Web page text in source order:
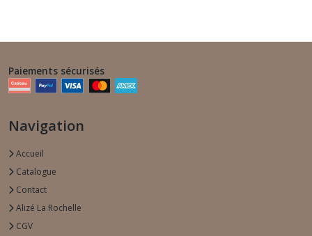
Paiements sécurisés
Navigation
Accueil
Catalogue
Contact
Alizé La Rochelle
CGV